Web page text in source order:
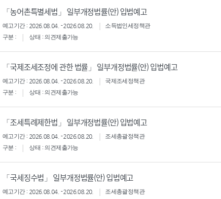
「농어촌특별세법」 일부개정법률(안) 입법예고
예고기간 : 2026.08.04. - 2026.08.20.
소득법인세정책관
구분 :
상태 : 의견제출가능
「국제조세조정에 관한 법률」 일부개정법률(안) 입법예고
예고기간 : 2026.08.04. - 2026.08.20.
국제조세정책관
구분 :
상태 : 의견제출가능
「조세특례제한법」 일부개정법률(안) 입법예고
예고기간 : 2026.08.04. - 2026.08.20.
조세총괄정책관
구분 :
상태 : 의견제출가능
「국세징수법」 일부개정법률(안) 입법예고
예고기간 : 2026.08.04. - 2026.08.20.
조세총괄정책관